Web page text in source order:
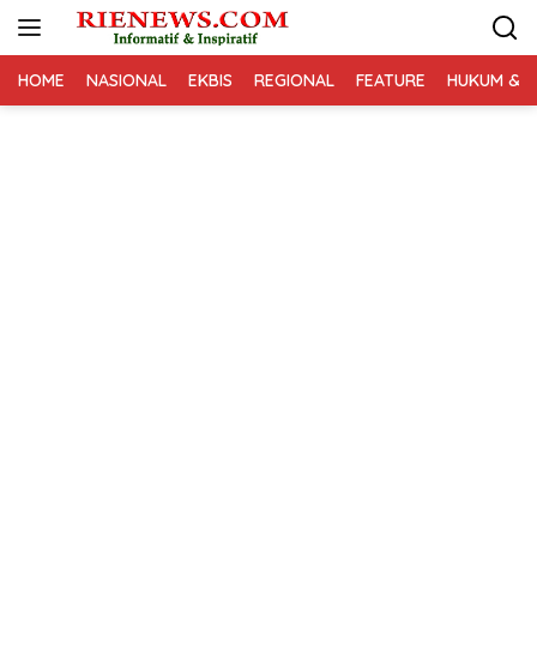
HOME NASIONAL EKBIS REGIONAL FEATURE HUKUM &